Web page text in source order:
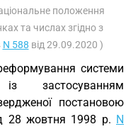
положення
та числах згідно з
N 588 від 29.09.2020 )
системи
застосуванням
постановою
28 жовтня 1998 р. N